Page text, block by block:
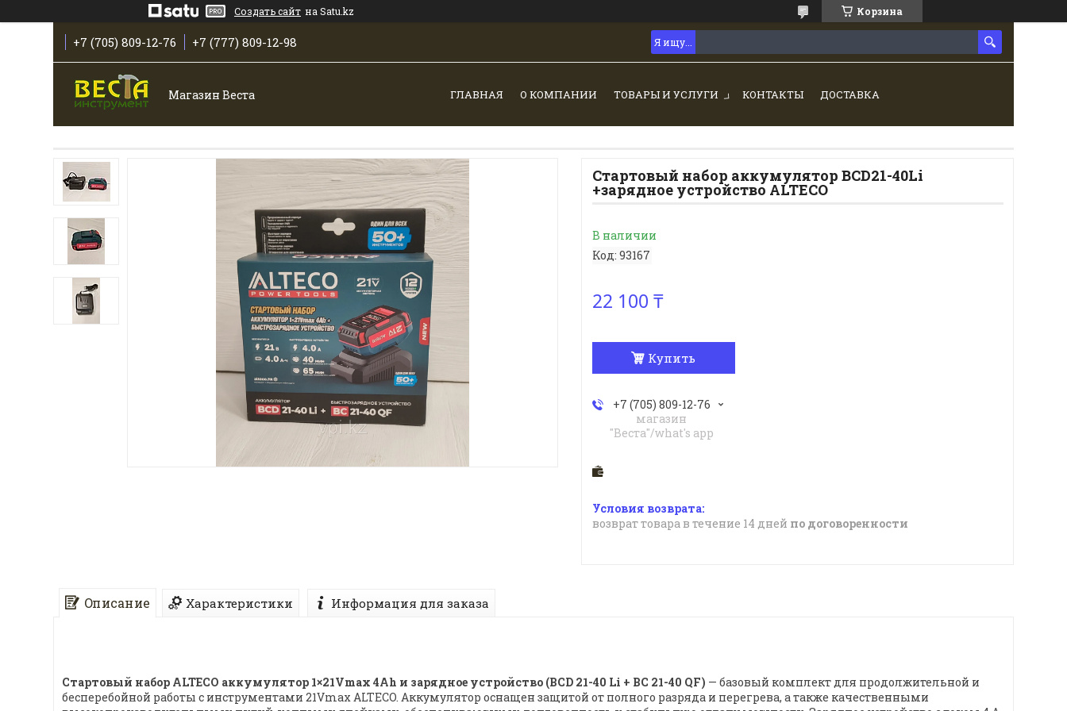
Создать сайт на Satu.kz Корзина
+7 (705) 809-12-76 +7 (777) 809-12-98
Магазин Веста ГЛАВНАЯ О КОМПАНИИ ТОВАРЫ И УСЛУГИ КОНТАКТЫ ДОСТАВКА
Стартовый набор аккумулятор BCD21-40Li
+зарядное устройство ALTECO
В наличии
Код: 93167
22 100 ₸
Купить
+7 (705) 809-12-76
магазин
"Веста"/what's app
возврат товара в течение 14 дней по договоренности
Описание Характеристики Информация для заказа
Стартовый набор ALTECO аккумулятор 1×21Vmax 4Ah и зарядное устройство (BCD 21-40 Li + BC 21-40 QF)​ — базовый комплект для продолжительной и
бесперебойной работы с инструментами 21Vmax ALTECO. Аккумулятор оснащен защитой от полного разряда и перегрева, а также качественными